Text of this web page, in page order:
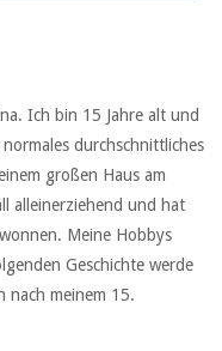
Ich bin 15 Jahre alt und
durchschnittliches
großen Haus am
alleinerziehend und hat
Meine Hobbys
Geschichte werde
nach meinem 15.